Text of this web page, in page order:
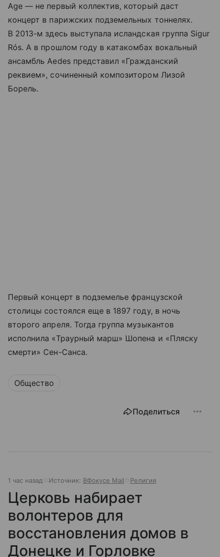
Age — не первый коллектив, который даст
концерт в парижских подземельных тоннелях.
В 2013-м здесь выступала исландская группа Sigur
Rós. А в прошлом году в катакомбах вокальный
ансамбль Aedes представил «Гражданский
реквием», сочиненный композитором Лизой
Борель.
Первый концерт в подземелье французской
столицы состоялся еще в 1897 году, в ночь
второго апреля. Тогда группа музыкантов
исполнила «Траурный марш» Шопена и «Пляску
смерти» Сен-Санса.
Общество
Поделиться
1 час назад Источник: ВФокусе Mail Религия
Церковь набирает
волонтеров для
восстановления домов в
Донецке и Горловке